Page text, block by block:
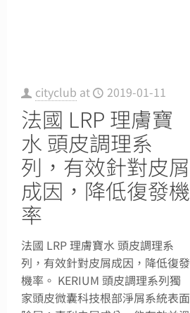
cityclub at 2019-01-11
法國 LRP 理膚寶
水 頭皮調理系
列，有效針對皮屑
成因，降低復發機
率
法國 LRP 理膚寶水 頭皮調理系
列，有效針對皮屑成因，降低復發
機率。 KERIUM 頭皮調理系列獨
家頭皮微囊科技根部淨屑系統表面